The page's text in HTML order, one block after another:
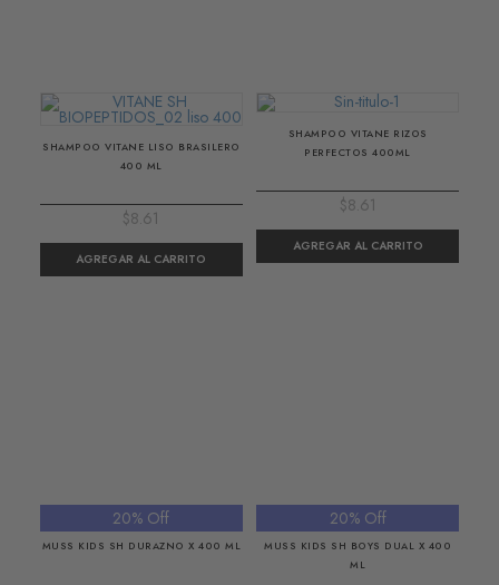
SHAMPOO VITANE LISO BRASILERO
400 ML
$8.61
SHAMPOO VITANE RIZOS
PERFECTOS 400ML
$8.61
20% Off
MUSS KIDS SH DURAZNO X 400 ML
20% Off
MUSS KIDS SH BOYS DUAL X 400
ML